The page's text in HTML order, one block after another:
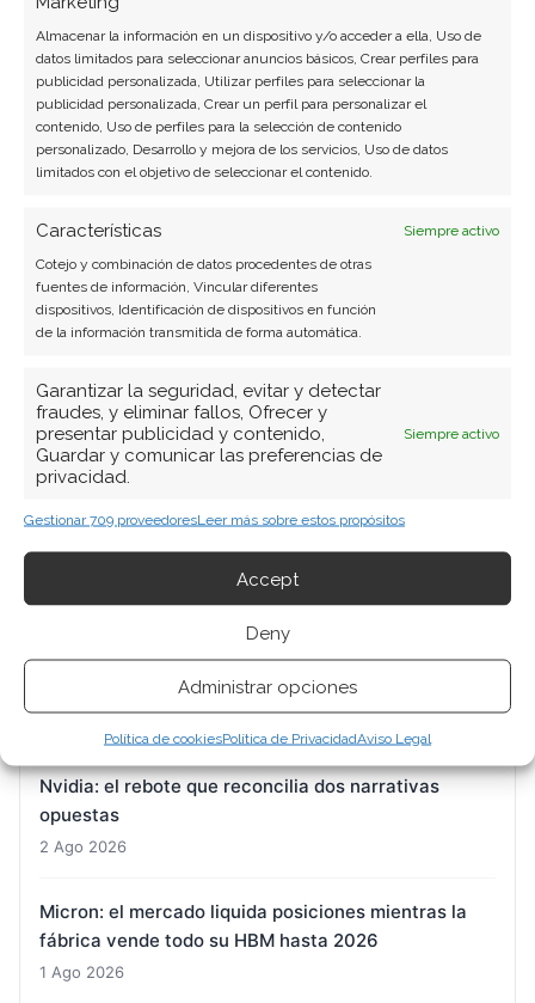
Almacenar la información en un dispositivo y/o acceder a ella, Uso de
datos limitados para seleccionar anuncios básicos, Crear perfiles para
publicidad personalizada, Utilizar perfiles para seleccionar la
publicidad personalizada, Crear un perfil para personalizar el
contenido, Uso de perfiles para la selección de contenido
personalizado, Desarrollo y mejora de los servicios, Uso de datos
limitados con el objetivo de seleccionar el contenido.
Características
Siempre activo
Cotejo y combinación de datos procedentes de otras
fuentes de información, Vincular diferentes
dispositivos, Identificación de dispositivos en función
de la información transmitida de forma automática.
Garantizar la seguridad, evitar y detectar
fraudes, y eliminar fallos, Ofrecer y
presentar publicidad y contenido,
Guardar y comunicar las preferencias de
privacidad.
Siempre activo
Gestionar 709 proveedoresLeer más sobre estos propósitos
Accept
Deny
Administrar opciones
Política de cookiesPolítica de PrivacidadAviso Legal
BUSCAR
ARTÍCULOS RECIENTES
mercado que valora la oncología en cero
El MSCI World ETF cierra una semana de doble filo:
la Fed agita los cimientos y la nube tecnológica
sostiene el índice
Nvidia: el rebote que reconcilia dos narrativas
opuestas
2 Ago 2026
Micron: el mercado liquida posiciones mientras la
fábrica vende todo su HBM hasta 2026
1 Ago 2026